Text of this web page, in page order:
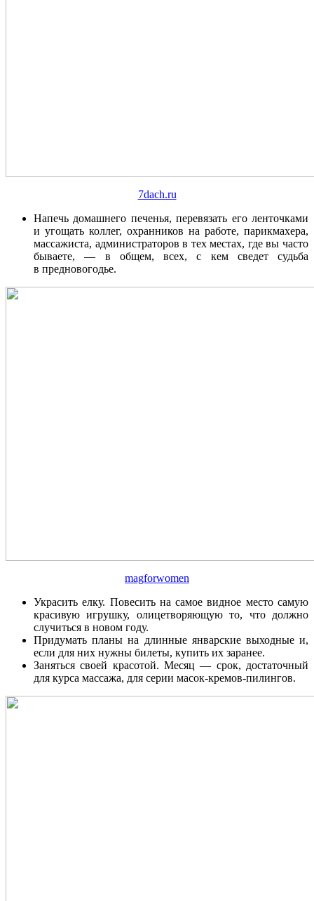
7dach.ru
Напечь домашнего печенья, перевязать его ленточками
и угощать коллег, охранников на работе, парикмахера,
массажиста, администраторов в тех местах, где вы часто
бываете, — в общем, всех, с кем сведет судьба
в предновогодье.
magforwomen
Украсить елку. Повесить на самое видное место самую
красивую игрушку, олицетворяющую то, что должно
случиться в новом году.
Придумать планы на длинные январские выходные и,
если для них нужны билеты, купить их заранее.
Заняться своей красотой. Месяц — срок, достаточный
для курса массажа, для серии масок-кремов-пилингов.